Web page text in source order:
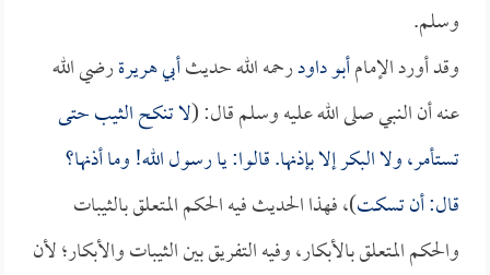
وسلم.
وقد أورد الإمامأبو داودرحمه الله حديثأبي هريرةرضي الله
عنه أن النبي صلى الله عليه وسلم قال: (لا تنكح الثيب حتى
تستأمر، ولا البكر إلا بإذنها. قالوا: يا رسول الله! وما أذنها؟
قال: أن تسكت)، فهذا الحديث فيه الحكم المتعلق بالثيبات
والحكم المتعلق بالأبكار، وفيه التفريق بين الثيبات والأبكار؛ لأن